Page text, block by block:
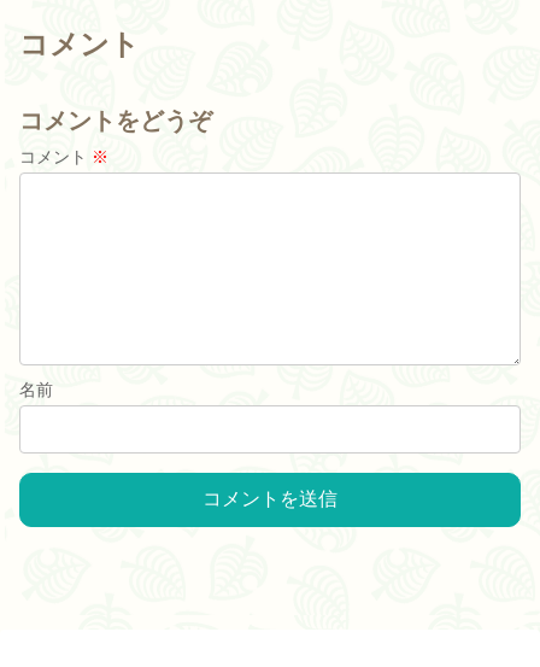
コメント
コメントをどうぞ
コメント ※
名前